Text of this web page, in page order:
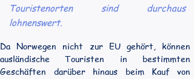
Touristenorten sind durchaus
lohnenswert.
Da Norwegen nicht zur EU gehört, können
ausländische Touristen in bestimmten
Geschäften darüber hinaus beim Kauf von